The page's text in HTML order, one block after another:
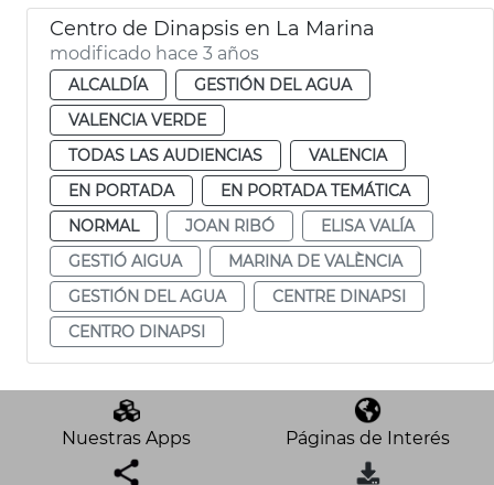
Centro de Dinapsis en La Marina
modificado hace 3 años
ALCALDÍA
GESTIÓN DEL AGUA
VALENCIA VERDE
TODAS LAS AUDIENCIAS
VALENCIA
EN PORTADA
EN PORTADA TEMÁTICA
NORMAL
JOAN RIBÓ
ELISA VALÍA
GESTIÓ AIGUA
MARINA DE VALÈNCIA
GESTIÓN DEL AGUA
CENTRE DINAPSI
CENTRO DINAPSI
Nuestras Apps Páginas de Interés